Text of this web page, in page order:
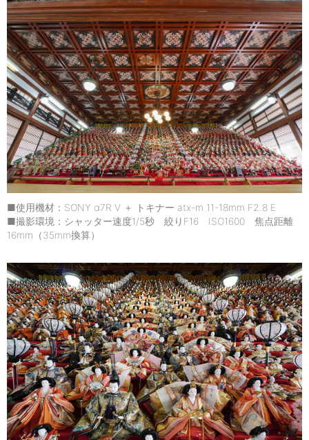
■使用機材：SONY α7R V ＋ トキナー atx-m 11-18mm F2.8 E
■撮影環境：シャッター速度1/5秒 絞りF16 ISO1600 焦点距離
16mm（35mm換算）